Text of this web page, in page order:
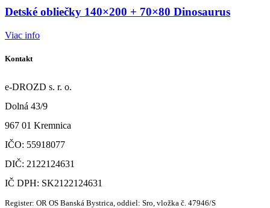
Detské obliečky 140×200 + 70×80 Dinosaurus
Viac info
Kontakt
e-DROZD s. r. o.
Dolná 43/9
967 01 Kremnica
IČO: 55918077
DIČ: 2122124631
IČ DPH: SK2122124631
Register: OR OS Banská Bystrica, oddiel: Sro, vložka č. 47946/S